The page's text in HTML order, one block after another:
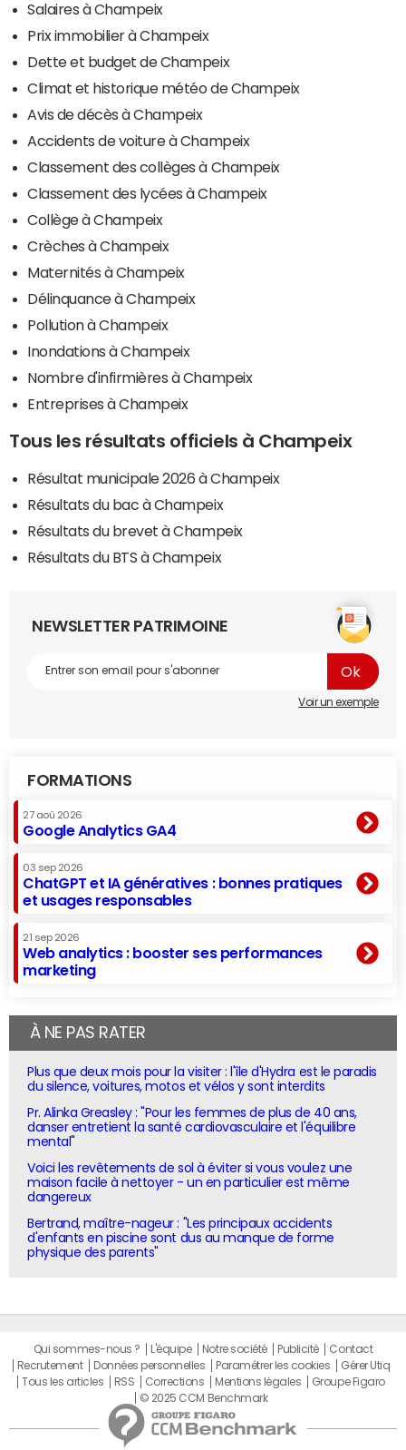
Salaires à Champeix
Prix immobilier à Champeix
Dette et budget de Champeix
Climat et historique météo de Champeix
Avis de décès à Champeix
Accidents de voiture à Champeix
Classement des collèges à Champeix
Classement des lycées à Champeix
Collège à Champeix
Crèches à Champeix
Maternités à Champeix
Délinquance à Champeix
Pollution à Champeix
Inondations à Champeix
Nombre d'infirmières à Champeix
Entreprises à Champeix
Tous les résultats officiels à Champeix
Résultat municipale 2026 à Champeix
Résultats du bac à Champeix
Résultats du brevet à Champeix
Résultats du BTS à Champeix
NEWSLETTER PATRIMOINE
Voir un exemple
FORMATIONS
27 aoû 2026
Google Analytics GA4
03 sep 2026
ChatGPT et IA génératives : bonnes pratiques
et usages responsables
21 sep 2026
Web analytics : booster ses performances
marketing
À NE PAS RATER
Plus que deux mois pour la visiter : l'île d'Hydra est le paradis
du silence, voitures, motos et vélos y sont interdits
Pr. Alinka Greasley : "Pour les femmes de plus de 40 ans,
danser entretient la santé cardiovasculaire et l'équilibre
mental"
Voici les revêtements de sol à éviter si vous voulez une
maison facile à nettoyer - un en particulier est même
dangereux
Bertrand, maître-nageur : "Les principaux accidents
d'enfants en piscine sont dus au manque de forme
physique des parents"
Qui sommes-nous ? L'équipe Notre société Publicité
Contact
Recrutement
Données personnelles Paramétrer les cookies
Gérer Utiq
Tous les articles
RSS Corrections Mentions légales
Groupe Figaro
© 2025 CCM Benchmark